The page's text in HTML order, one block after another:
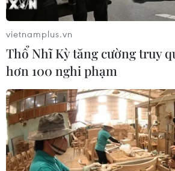
vietnamplus.vn
Thổ Nhĩ Kỳ tăng cường truy
hơn 100 nghi phạm